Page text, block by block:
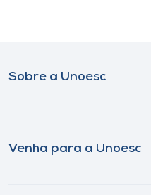
Sobre a Unoesc
Venha para a Unoesc